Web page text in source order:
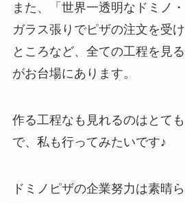
また、「世界一透明なドミノ
ガラス張りでピザの注文を受
ところなど、全ての工程を見
がお台場にあります。
作る工程なも見れるのはとて
で、私も行ってみたいです♪
ドミノピザの企業努力は素晴